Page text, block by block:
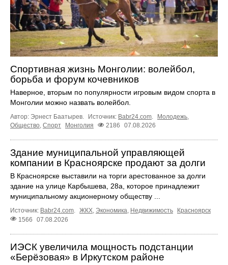
Спортивная жизнь Монголии: волейбол,
борьба и форум кочевников
Наверное, вторым по популярности игровым видом спорта в
Монголии можно назвать волейбол.
Автор: Эрнест Баатырев. Источник: Babr24.com. Молодежь,
Общество, Спорт Монголия 2186 07.08.2026
Здание муниципальной управляющей
компании в Красноярске продают за долги
В Красноярске выставили на торги арестованное за долги
здание на улице Карбышева, 28а, которое принадлежит
муниципальному акционерному обществу ...
Источник: Babr24.com. ЖКХ, Экономика, Недвижимость
Красноярск
1566
07.08.2026
ИЭСК увеличила мощность подстанции
«Берёзовая» в Иркутском районе